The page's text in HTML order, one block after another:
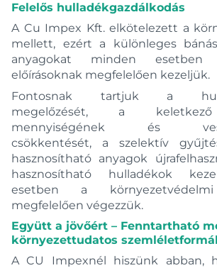
Felelős hulladékgazdálkodás
A Cu Impex Kft. elkötelezett a
mellett, ezért a különleges
anyagokat minden esetben
előírásoknak megfelelően kezeljük.
Fontosnak tartjuk a
megelőzését, a
mennyiségének és
csökkentését, a szelektív
hasznosítható anyagok
hasznosítható hulladékok
esetben a környezetvédelmi
megfelelően végezzük.
Együtt a jövőért – Fenntartható
környezettudatos
A CU Impexnél hiszünk abban,